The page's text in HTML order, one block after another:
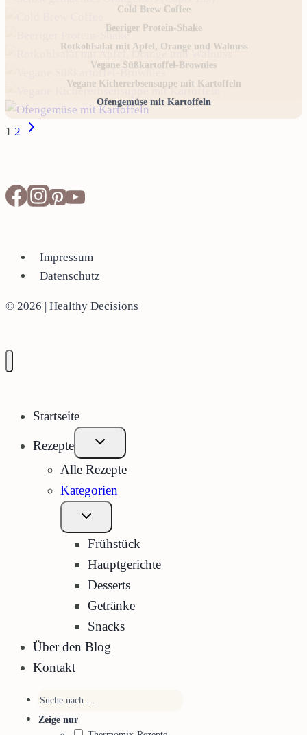
Cold Brew Coffee
Beeriger Protein-Shake
Rotkohlsalat mit Apfel, Orange und Walnuss
Vegane Süßkartoffel-Brownies
Vegane Kichererbsensuppe mit Kartoffeln
Ofengemüse mit Kartoffeln
Seitennavigation
1 2
Nächste
Impressum
Datenschutz
© 2026 | Healthy Decisions
Startseite
Rezepte
Untermenü
Alle Rezepte
Kategorien
Untermenü
Frühstück
Hauptgerichte
Desserts
Getränke
Snacks
Über den Blog
Kontakt
Zeige nur